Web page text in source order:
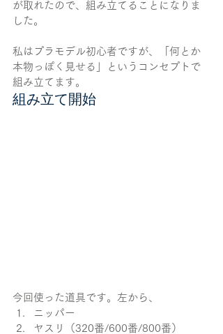
が取れたので、組み立てることになりま
した。
私はプラモデル初心者ですが、「何とか
本物っぽく見せる」というコンセプトで
組み立てます。
組み立て開始
今回使った道具です。左から、
ニッパー
ヤスリ（320番/600番/800番）